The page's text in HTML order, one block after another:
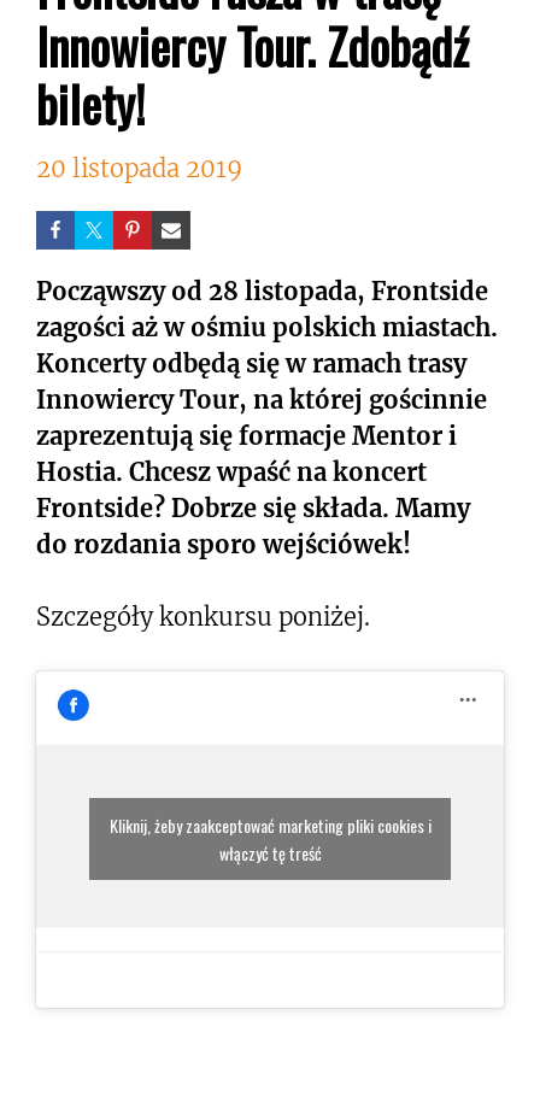
Innowiercy Tour. Zdobądź
bilety!
20 listopada 2019
Począwszy od 28 listopada, Frontside
zagości aż w ośmiu polskich miastach.
Koncerty odbędą się w ramach trasy
Innowiercy Tour, na której gościnnie
zaprezentują się formacje Mentor i
Hostia. Chcesz wpaść na koncert
Frontside? Dobrze się składa. Mamy
do rozdania sporo wejściówek!
Szczegóły konkursu poniżej.
Kliknij, żeby zaakceptować marketing pliki cookies i
włączyć tę treść